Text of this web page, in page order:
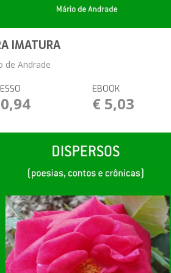
IMATURA
de Andrade
EBOOK
€ 5,03